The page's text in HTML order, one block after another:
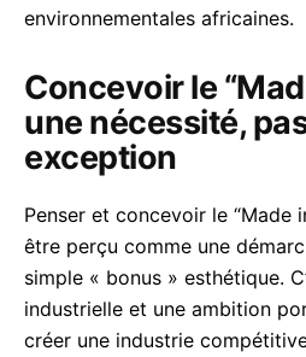
environnementales africaines.
Concevoir le
une nécessité,
exception
Penser et concevoir le “Made
être perçu comme une
simple « bonus » esthétique.
industrielle et une ambition
créer une industrie